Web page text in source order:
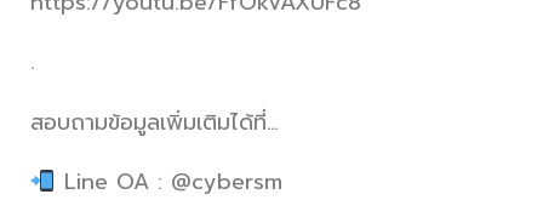
.
สอบถามข้อมูลเพิ่มเติมได้ที่…
Line OA : @cybersm